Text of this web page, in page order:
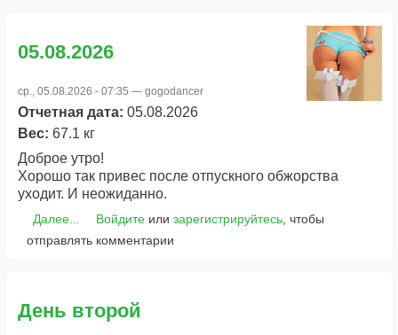
05.08.2026
ср., 05.08.2026 - 07:35 — gogodancer
Отчетная дата: 05.08.2026
Вес: 67.1 кг
Доброе утро!
Хорошо так привес после отпускного обжорства
уходит. И неожиданно.
Далее... Войдитеили зарегистрируйтесь, чтобы
отправлять комментарии
День второй